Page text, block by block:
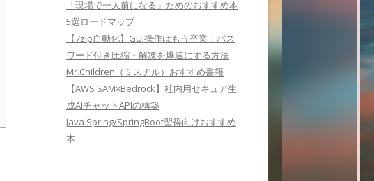
「現場で一人前になる」ためのおすすめ本
5選ロードマップ
【7zip自動化】GUI操作はもう卒業！パス
ワード付き圧縮・解凍を爆速にする方法
Mr.Children（ミスチル）おすすめ書籍
【AWS SAM×Bedrock】社内用セキュア生
成AIチャットAPIの構築
Java Spring/SpringBoot習得向けおすすめ
本